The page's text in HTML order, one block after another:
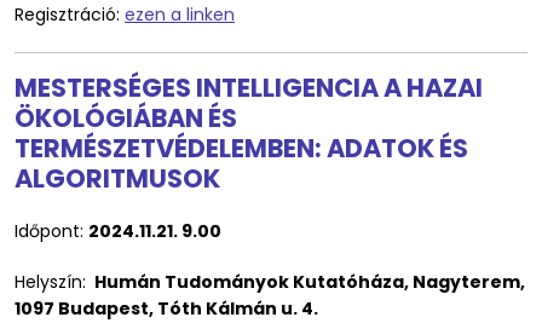
Regisztráció: ezen a linken
MESTERSÉGES INTELLIGENCIA A HAZAI
ÖKOLÓGIÁBAN ÉS
TERMÉSZETVÉDELEMBEN: ADATOK ÉS
ALGORITMUSOK
Időpont: 2024.11.21. 9.00
Helyszín: Humán Tudományok Kutatóháza, Nagyterem,
1097 Budapest, Tóth Kálmán u. 4.